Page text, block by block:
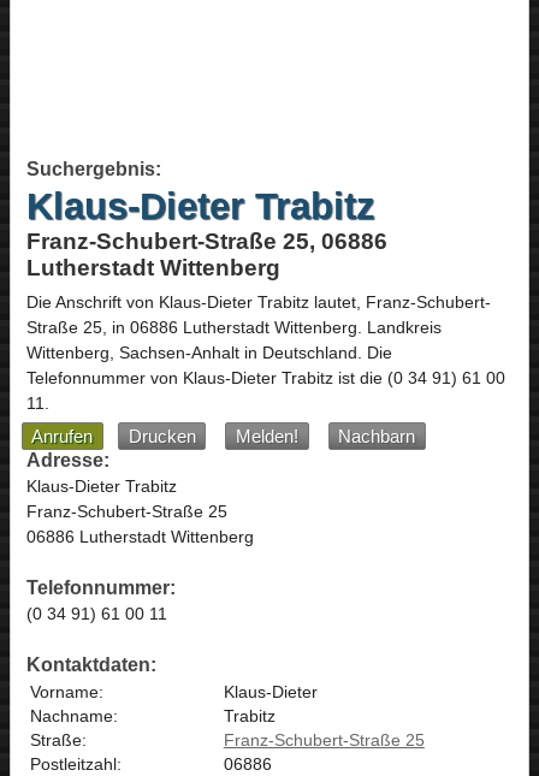
Suchergebnis:
Klaus-Dieter Trabitz
Franz-Schubert-Straße 25, 06886
Lutherstadt Wittenberg
Die Anschrift von Klaus-Dieter Trabitzlautet, Franz-Schubert-
Straße 25, in 06886 Lutherstadt Wittenberg. Landkreis
Wittenberg, Sachsen-Anhaltin Deutschland. Die
Telefonnummer von Klaus-Dieter Trabitz ist die (0 34 91) 61 00
11.
Anrufen Drucken Melden!
Nachbarn
Adresse:
Klaus-Dieter Trabitz
Franz-Schubert-Straße 25
06886 Lutherstadt Wittenberg
Telefonnummer:
(0 34 91) 61 00 11
Kontaktdaten:
Vorname:
Klaus-Dieter
Nachname:
Trabitz
Straße:
Franz-Schubert-Straße 25
Postleitzahl:
06886